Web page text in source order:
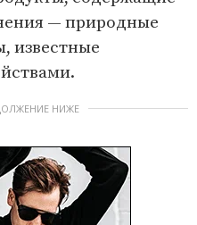
— природные
известные
НИЖЕ